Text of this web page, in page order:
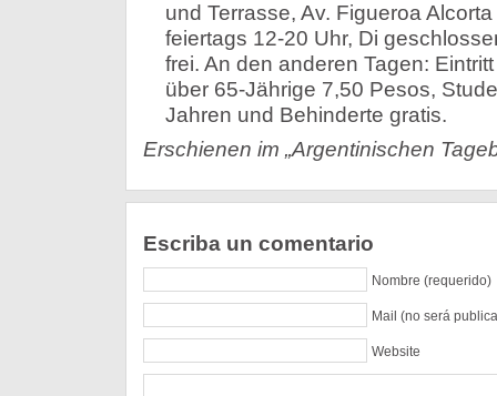
und Terrasse, Av. Figueroa
feiertags 12-20 Uhr, Di
frei. An den anderen Tagen:
über 65-Jährige 7,50 Pesos,
Jahren und Behinderte gratis.
Erschienen im „Argentinischen
Escriba un comentario
Nombre (requerido)
Mail (no será
Website